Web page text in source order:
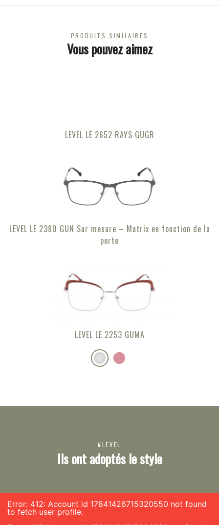
PRODUITS SIMILAIRES
Vous pouvez aimez
LEVEL LE 2652 RAYS GUGR
LEVEL LE 2380 GUN Sur mesure – Matrix en fonction de la
perte
LEVEL LE 2253 GUMA
#LEVEL
Ils ont adoptés le style
Error: 412: Account id 17841426715320550 not found
to fetch user profile.